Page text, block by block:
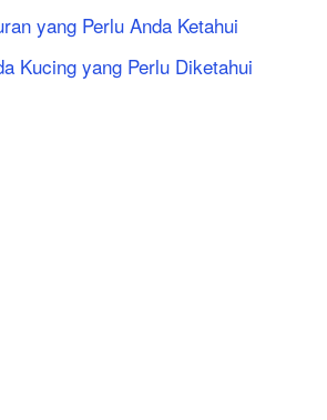
yang Perlu Anda Ketahui
Kucing yang Perlu Diketahui